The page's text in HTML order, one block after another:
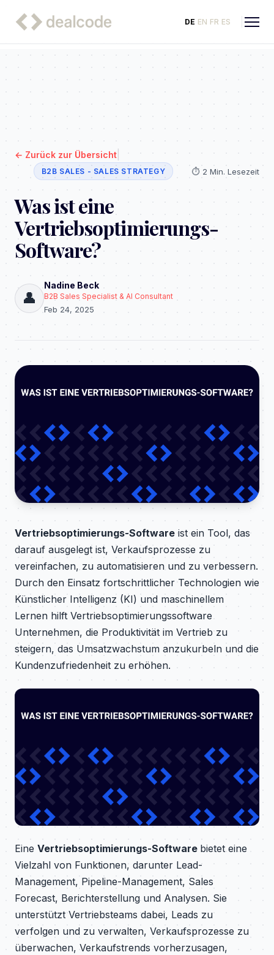
DE EN FR ES
← Zurück zur Übersicht
B2B SALES - SALES STRATEGY ⏱️ 2 Min. Lesezeit
Was ist eine
Vertriebsoptimierungs-
Software?
👤
Nadine Beck
B2B Sales Specialist & AI Consultant
Feb 24, 2025
Vertriebsoptimierungs-Software ist ein Tool, das
darauf ausgelegt ist, Verkaufsprozesse zu
vereinfachen, zu automatisieren und zu verbessern.
Durch den Einsatz fortschrittlicher Technologien wie
Künstlicher Intelligenz (KI) und maschinellem
Lernen hilft Vertriebsoptimierungssoftware
Unternehmen, die Produktivität im Vertrieb zu
steigern, das Umsatzwachstum anzukurbeln und die
Kundenzufriedenheit zu erhöhen.
Eine Vertriebsoptimierungs-Software bietet eine
Vielzahl von Funktionen, darunter Lead-
Management, Pipeline-Management, Sales
Forecast, Berichterstellung und Analysen. Sie
unterstützt Vertriebsteams dabei, Leads zu
verfolgen und zu verwalten, Verkaufsprozesse zu
überwachen, Verkaufstrends vorherzusagen,